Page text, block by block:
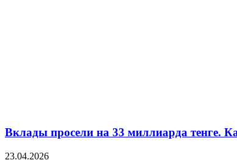
Вклады просели на 33 миллиарда тенге.
23.04.2026